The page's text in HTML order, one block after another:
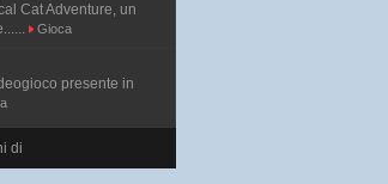
Cat Adventure, un
Gioca
presente in
di